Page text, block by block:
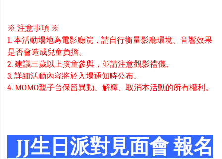
※ 注意事項 ※
1. 本活動場地為電影廳院，請自行衡量影廳環境、音響效果
是否會造成兒童負擔。
2. 建議三歲以上孩童參與，並請注意觀影禮儀。
3. 詳細活動內容將於入場通知時公布。
4. MOMO親子台保留異動、解釋、取消本活動的所有權利。
JJ生日派對見面會 報名